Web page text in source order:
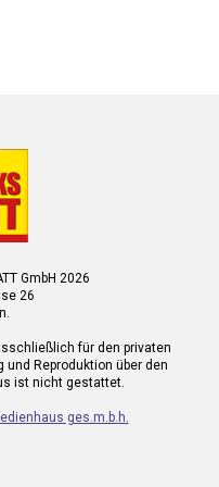
GmbH 2026
26
für den privaten
und Reproduktion über den
ist nicht gestattet.
ges.m.b.h.